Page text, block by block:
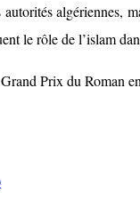
algériennes,
le rôle de l’islam
Prix du Roman